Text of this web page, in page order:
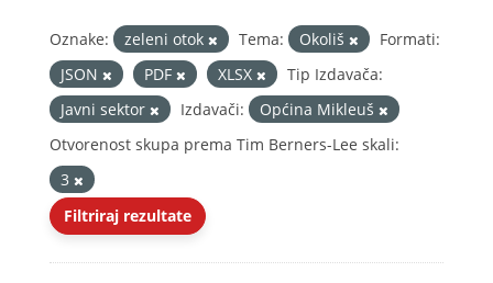
Oznake: zeleni otok Tema: Okoliš
Formati:
JSON
PDF XLSX
Tip Izdavača:
Javni sektor
Izdavači:
Općina Mikleuš
Otvorenost skupa prema Tim Berners-Lee skali:
3
Filtriraj rezultate